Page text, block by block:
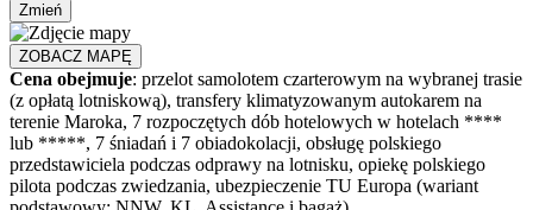
Zmień
ZOBACZ MAPĘ
Cena obejmuje: przelot samolotem czarterowym na wybranej trasie
(z opłatą lotniskową), transfery klimatyzowanym autokarem na
terenie Maroka, 7 rozpoczętych dób hotelowych w hotelach ****
lub *****, 7 śniadań i 7 obiadokolacji, obsługę polskiego
przedstawiciela podczas odprawy na lotnisku, opiekę polskiego
pilota podczas zwiedzania, ubezpieczenie TU Europa (wariant